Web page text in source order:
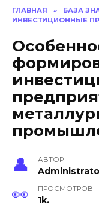
ГЛАВНАЯ » БАЗА
ИНВЕСТИЦИОННЫЕ
АВТОР
ПРОСМОТРОВ
1k.